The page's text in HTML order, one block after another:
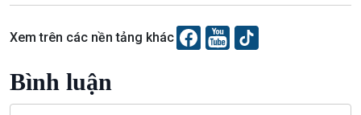
Dòng chảy Kinh tế
Sức sống hàng Việt
thương mại
Mùa vàng
Biển đảo Việt Nam
Tâm tình biên giới và hải
Nam
Xem trên các nền tảng khác
Bình luận